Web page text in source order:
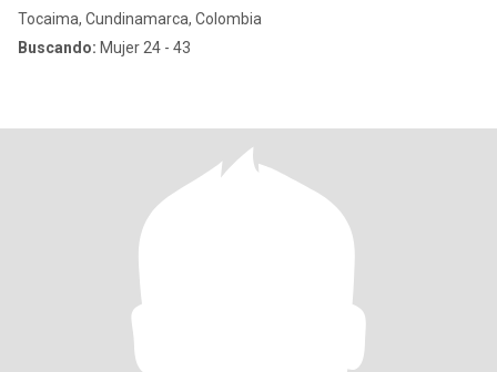
Tocaima, Cundinamarca, Colombia
Buscando: Mujer 24 - 43